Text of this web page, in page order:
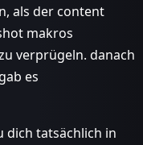
als der content
makros
verprügeln. danach
es
dich tatsächlich in